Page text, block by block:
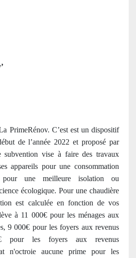
PrimeRénov. C’est est un dispositif
de l’année 2022 et proposé par
subvention vise à faire des travaux
appareils pour une consommation
pour une meilleure isolation ou
écologique. Pour une chaudière
est calculée en fonction de vos
à 11 000€ pour les ménages aux
9 000€ pour les foyers aux revenus
pour les foyers aux revenus
n'octroie aucune prime pour les